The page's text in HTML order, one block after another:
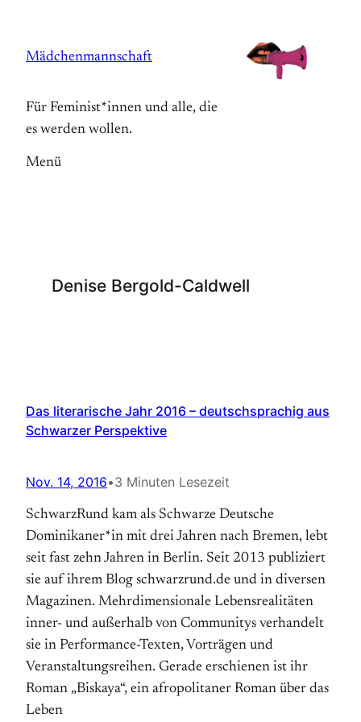
springen
Mädchenmannschaft
Für Feminist*innen und alle, die
es werden wollen.
Menü
Denise Bergold-Caldwell
Das literarische Jahr 2016 – deutschsprachig aus
Schwarzer Perspektive
Nov. 14, 2016•3 Minuten Lesezeit
SchwarzRund kam als Schwarze Deutsche
Dominikaner*in mit drei Jahren nach Bremen, lebt
seit fast zehn Jahren in Berlin. Seit 2013 publiziert
sie auf ihrem Blog schwarzrund.de und in diversen
Magazinen. Mehrdimensionale Lebensrealitäten
inner- und außerhalb von Communitys verhandelt
sie in Performance-Texten, Vorträgen und
Veranstaltungsreihen. Gerade erschienen ist ihr
Roman „Biskaya“, ein afropolitaner Roman über das
Leben